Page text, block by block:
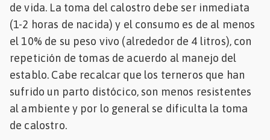
de vida. La toma del calostro debe ser inmediata
(1-2 horas de nacida) y el consumo es de al menos
el 10% de su peso vivo (alrededor de 4 litros), con
repetición de tomas de acuerdo al manejo del
establo. Cabe recalcar que los terneros que han
sufrido un parto distócico, son menos resistentes
al ambiente y por lo general se dificulta la toma
de calostro.